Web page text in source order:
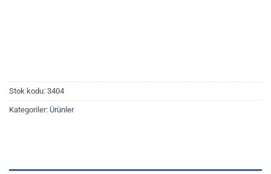
Stok kodu: 3404
Kategoriler: Ürünler